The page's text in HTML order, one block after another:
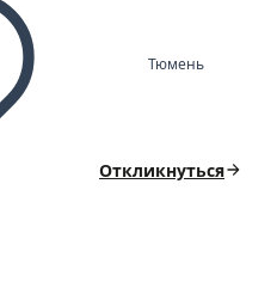
Тюмень
Откликнуться